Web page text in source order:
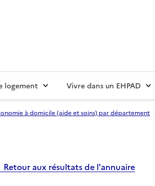
logement Vivre dans un EHPAD
à domicile (aide et soins) par département
Retour aux résultats de l'annuaire